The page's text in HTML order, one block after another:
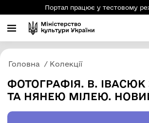
Портал працює у тестовому
Головна Колекції
ФОТОГРАФІЯ. В. ІВАСЮК
ТА НЯНЕЮ МІЛЕЮ. НОВИЙ